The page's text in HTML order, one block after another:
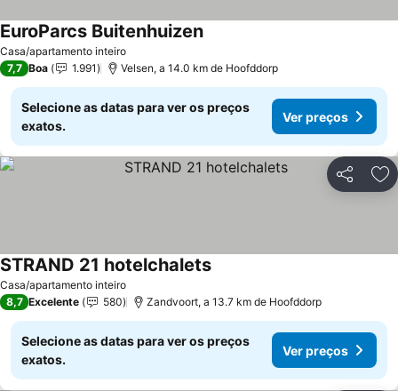
Casa/apartamento inteiro
EuroParcs Buitenhuizen
7,7 Boa 1.991 Velsen, a 14.0 km de Hoofddorp
Selecione as datas para ver os preços
exatos.
Ver preços
Partilhar
Casa/apartamento inteiro
STRAND 21 hotelchalets
8,7 Excelente 580 Zandvoort, a 13.7 km de Hoofddorp
Selecione as datas para ver os preços
exatos.
Ver preços